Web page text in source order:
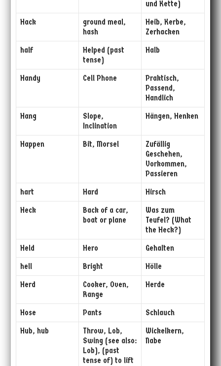
und Kette)
Hack
ground meal,
hash
Heib, Kerbe,
Zerhacken
half
Helped (past
tense)
Halb
Handy Cell Phone
Praktisch,
Passend,
Handlich
Hang
Slope,
Inclination
Hängen, Henken
Happen Bit, Morsel
Zufällig
Geschehen,
Vorkommen,
Passieren
hart
Hard
Hirsch
Heck
Back of a car,
boat or plane
Was zum
Teufel? (What
the Heck?)
Held
Hero
Gehalten
hell
Bright
Hölle
Herd
Cooker, Oven,
Range
Herde
Hose Pants
Schlauch
Hub, hub
Throw, Lob,
Swing (see also:
Lob), (past
tense of) to lift
Wickelkern,
Nabe